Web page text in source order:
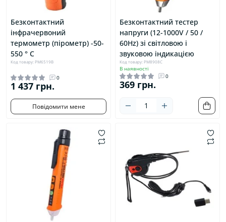
Безконтактний
інфрачервоний
термометр (пірометр) -50-
550 ° C
Код товару: PM6519B
0
1 437 грн.
Повідомити мене
Безконтактний тестер
напруги (12-1000V / 50 /
60Hz) зі світловою і
звуковою індикацією
Код товару: PM8908C
В наявності
0
369 грн.